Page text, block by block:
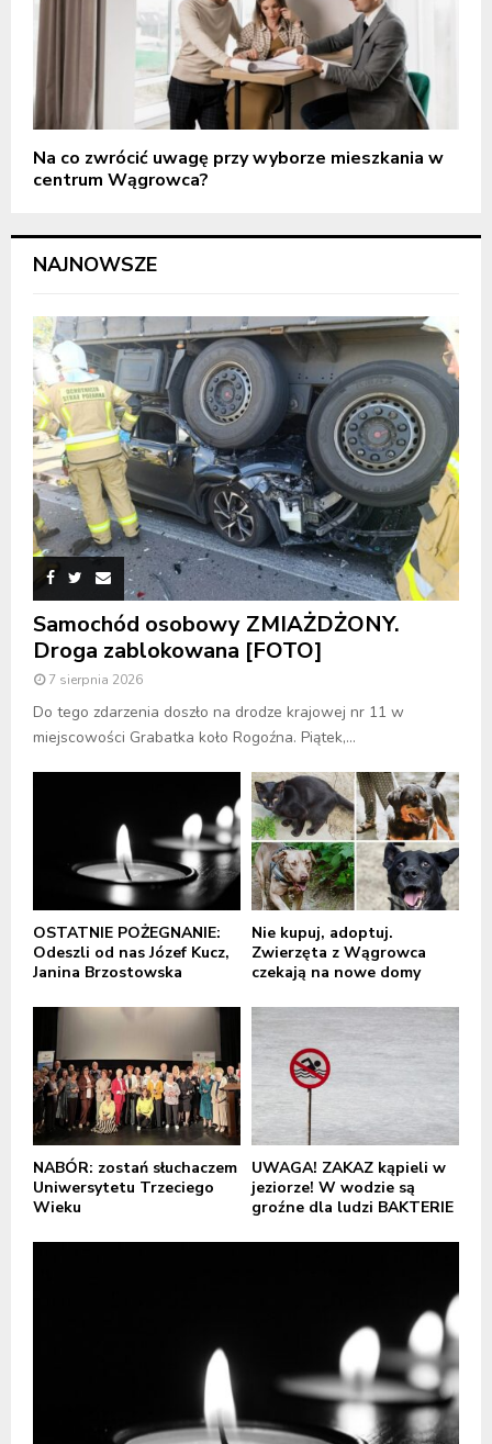
Na co zwrócić uwagę przy wyborze mieszkania w
centrum Wągrowca?
NAJNOWSZE
Samochód osobowy ZMIAŻDŻONY.
Droga zablokowana [FOTO]
7 sierpnia 2026
Do tego zdarzenia doszło na drodze krajowej nr 11 w
miejscowości Grabatka koło Rogoźna. Piątek,...
OSTATNIE POŻEGNANIE:
Odeszli od nas Józef Kucz,
Janina Brzostowska
Nie kupuj, adoptuj.
Zwierzęta z Wągrowca
czekają na nowe domy
NABÓR: zostań słuchaczem
Uniwersytetu Trzeciego
Wieku
UWAGA! ZAKAZ kąpieli w
jeziorze! W wodzie są
groźne dla ludzi BAKTERIE